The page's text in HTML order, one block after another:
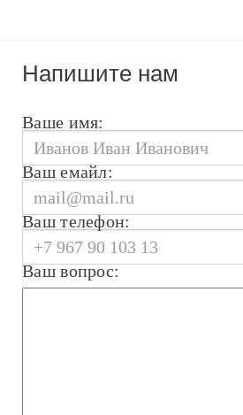
Напишите нам
Ваше имя:
Ваш емайл:
Ваш телефон:
Ваш вопрос: